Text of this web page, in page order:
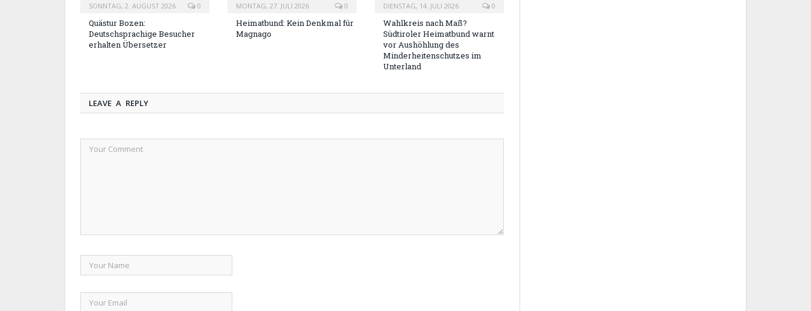
SONNTAG, 2. AUGUST 2026 0
Quästur Bozen:
Deutschsprachige Besucher
erhalten Übersetzer
MONTAG, 27. JULI 2026 0
Heimatbund: Kein Denkmal für
Magnago
DIENSTAG, 14. JULI 2026 0
Wahlkreis nach Maß?
Südtiroler Heimatbund warnt
vor Aushöhlung des
Minderheitenschutzes im
Unterland
LEAVE A REPLY